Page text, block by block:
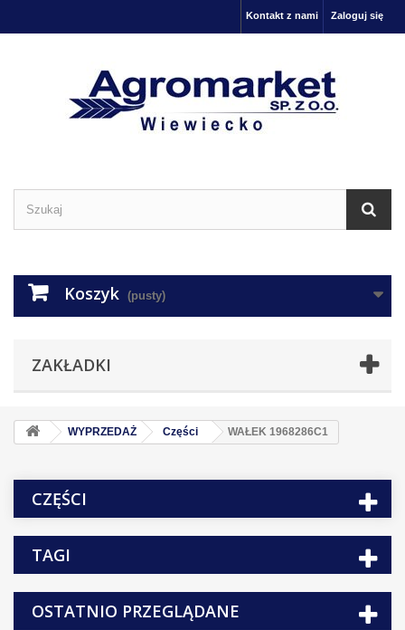
Zaloguj się
Kontakt z nami
Koszyk (pusty)
ZAKŁADKI
WYPRZEDAŻ Części WAŁEK 1968286C1
CZĘŚCI
TAGI
OSTATNIO PRZEGLĄDANE